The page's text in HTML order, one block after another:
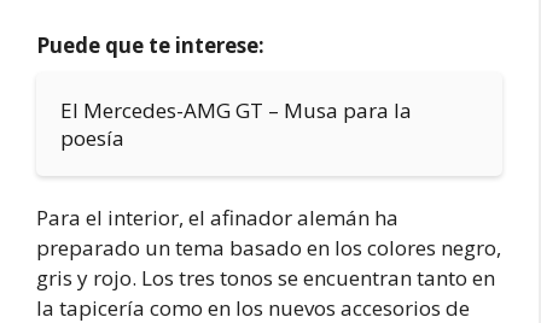
Puede que te interese:
El Mercedes-AMG GT – Musa para la
poesía
Para el interior, el afinador alemán ha
preparado un tema basado en los colores negro,
gris y rojo. Los tres tonos se encuentran tanto en
la tapicería como en los nuevos accesorios de